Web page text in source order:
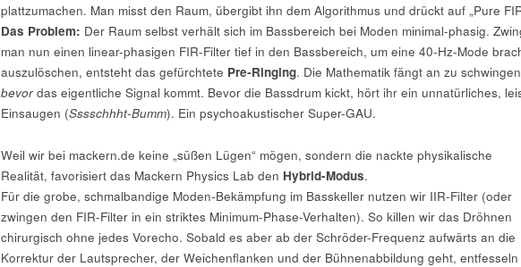
plattzumachen. Man misst den Raum, übergibt ihn dem Algorithmus und drückt auf „Pure
Das Problem: Der Raum selbst verhält sich im Bassbereich bei Moden minimal-phasig.
man nun einen linear-phasigen FIR-Filter tief in den Bassbereich, um eine 40-Hz-Mode
auszulöschen, entsteht das gefürchtete Pre-Ringing. Die Mathematik fängt an zu
bevordas eigentliche Signal kommt. Bevor die Bassdrum kickt, hört ihr ein unnatürliches,
Einsaugen (Sssschhht-Bumm). Ein psychoakustischer Super-GAU.
Weil wir bei mackern.de keine „süßen Lügen“ mögen, sondern die nackte physikalische
Realität, favorisiert das Mackern Physics Lab den Hybrid-Modus.
Für die grobe, schmalbandige Moden-Bekämpfung im Basskeller nutzen wir IIR-Filter (oder
zwingen den FIR-Filter in ein striktes Minimum-Phase-Verhalten). So killen wir das Dröhnen
chirurgisch ohne jedes Vorecho. Sobald es aber ab der Schröder-Frequenz aufwärts an die
Korrektur der Lautsprecher, der Weichenflanken und der Bühnenabbildung geht, entfesseln